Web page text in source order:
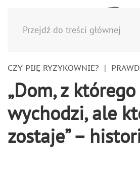
Przejdź do treści głównej
CZY PIJĘ RYZYKOWNIE?
„Dom, z
wychodzi, ale
zostaje” –